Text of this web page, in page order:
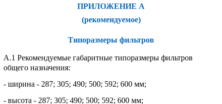
ПРИЛОЖЕНИЕ А
(рекомендуемое)
Типоразмеры фильтров
А.1 Рекомендуемые габаритные типоразмеры фильтров
общего назначения:
- ширина - 287; 305; 490; 500; 592; 600 мм;
- высота - 287; 305; 490; 500; 592; 600 мм;